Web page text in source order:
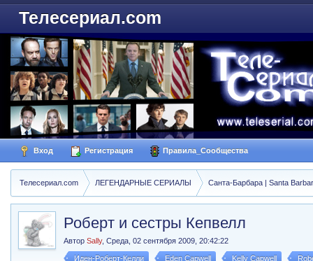
Телесериал.com
Вход Регистрация Правила_Сообщества
Телесериал.com ЛЕГЕНДАРНЫЕ СЕРИАЛЫ Санта-Барбара | Santa
Роберт и сестры Кепвелл
АвторSally,Среда, 02 сентября 2009, 20:42:22
Иден-Роберт-Келли Eden Capwell Kelly Capwell